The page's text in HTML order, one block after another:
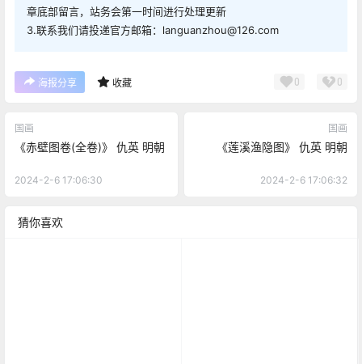
章底部留言，站务会第一时间进行处理更新
3.联系我们请投递官方邮箱：languanzhou@126.com
海报分享 收藏 0 0
国画
《赤壁图卷(全卷)》 仇英 明朝
2024-2-6 17:06:30
国画
《莲溪渔隐图》 仇英 明朝
2024-2-6 17:06:32
猜你喜欢